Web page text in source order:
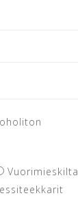
Vuorimieskilta